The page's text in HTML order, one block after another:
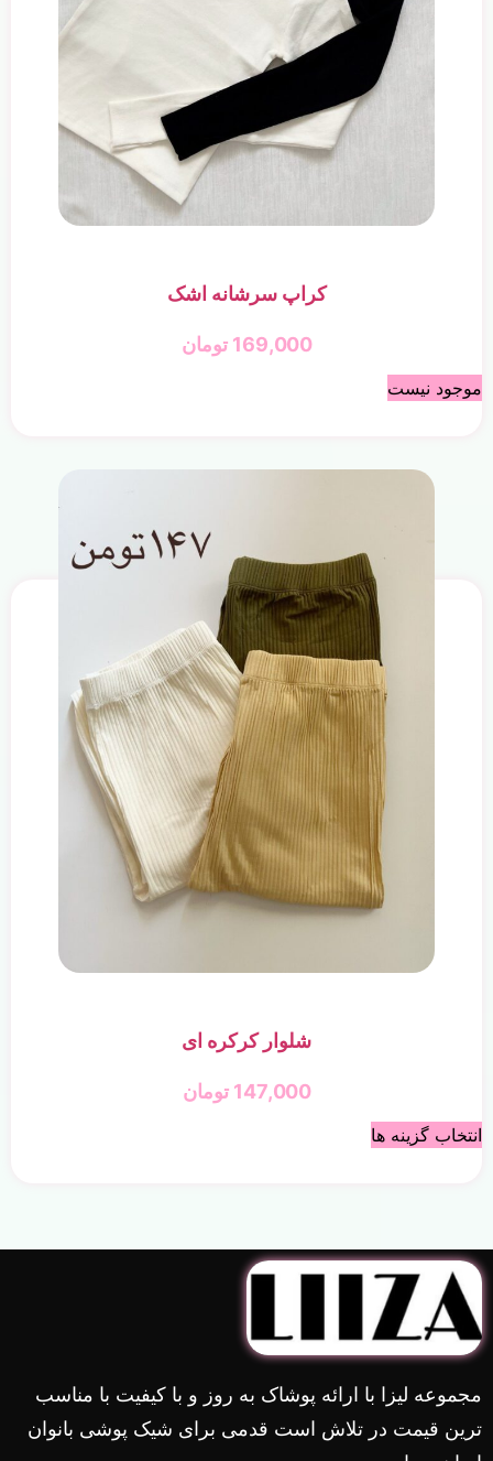
کراپ سرشانه اشک
169,000 تومان
موجود نیست
شلوار کرکره ای
147,000 تومان
انتخاب گزینه ها
مجموعه لیزا با ارائه پوشاک به روز و با کیفیت با مناسب
ترین قیمت در تلاش است قدمی برای شیک پوشی بانوان